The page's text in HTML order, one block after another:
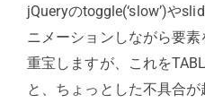
jQueryのtoggle(‘slow’)や
ニメーションしながら要
重宝しますが、これを
と、ちょっとした不具合